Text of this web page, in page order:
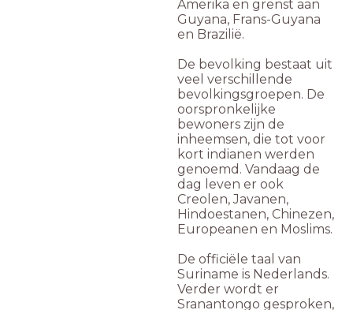
Amerika en grenst aan
Guyana, Frans-Guyana
en Brazilië.
De bevolking bestaat uit
veel verschillende
bevolkingsgroepen. De
oorspronkelijke
bewoners zijn de
inheemsen, die tot voor
kort indianen werden
genoemd. Vandaag de
dag leven er ook
Creolen, Javanen,
Hindoestanen, Chinezen,
Europeanen en Moslims.
De officiële taal van
Suriname is Nederlands.
Verder wordt er
Sranantongo gesproken,